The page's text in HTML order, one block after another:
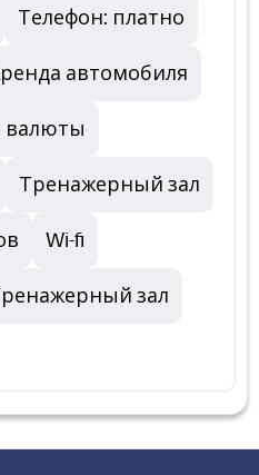
Телефон: платно
автомобиля
валюты
Тренажерный зал
Wi-fi
зал